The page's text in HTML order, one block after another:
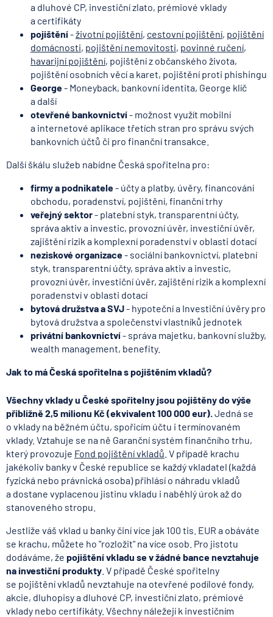
a dluhové CP, investiční zlato, prémiové vklady
a certifikáty
pojištění-životní pojištění, cestovní pojištění, pojištění
domácnosti, pojištění nemovitosti, povinné ručení,
havarijní pojištění, pojištění z občanského života,
pojištění osobních věcí a karet, pojištění proti phishingu
George- Moneyback, bankovní identita, George klíč
a další
otevřené bankovnictví- možnost využít mobilní
a internetové aplikace třetích stran pro správu svých
bankovních účtů či pro finanční transakce.
Další škálu služeb nabídne Česká spořitelna pro:
firmy a podnikatele- účty a platby, úvěry, financování
obchodu, poradenství, pojištění, finanční trhy
veřejný sektor- platební styk, transparentní účty,
správa aktiv a investic, provozní úvěr, investiční úvěr,
zajištění rizik a komplexní poradenství v oblasti dotací
neziskové organizace- sociální bankovnictví, platební
styk, transparentní účty, správa aktiv a investic,
provozní úvěr, investiční úvěr, zajištění rizik a komplexní
poradenství v oblasti dotací
bytová družstva a SVJ- hypoteční a Investiční úvěry pro
bytová družstva a společenství vlastníků jednotek
privátní bankovnictví- správa majetku, bankovní služby,
wealth management, benefity.
Jak to má Česká spořitelna s pojištěním vkladů?
Všechny vklady u České spořitelny jsou pojištěny do výše
přibližně 2,5 milionu Kč (ekvivalent 100 000 eur).Jedná se
o vklady na běžném účtu, spořicím účtu i termínovaném
vklady. Vztahuje se na ně Garanční systém finančního trhu,
který provozuje Fond pojištění vkladů . V případě krachu
jakékoliv banky v České republice se každý vkladatel (každá
fyzická nebo právnická osoba) přihlásí o náhradu vkladů
a dostane vyplacenou jistinu vkladu i naběhlý úrok až do
stanoveného stropu.
Jestliže váš vklad u banky činí více jak 100 tis. EUR a obáváte
se krachu, můžete ho "rozložit" na více osob. Pro jistotu
dodáváme, že pojištění vkladu se v žádné bance nevztahuje
na investiční produkty . V případě České spořitelny
se pojištění vkladů nevztahuje na otevřené podílové fondy,
akcie, dluhopisy a dluhové CP, investiční zlato, prémiové
vklady nebo certifikáty. Všechny náležejí k investičním